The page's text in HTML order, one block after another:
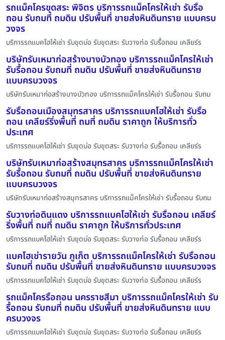
รถแม็คโครขุดสระ พิจิตร บริการรถแม็คโครให้เช่า รับรื้อ
ถอน รับถมที่ ถมดิน ปรับพื้นที่ ขายส่งหินดินทราย แบบครบ
วงจร
บริการรถแบคโฮให้เช่า รับขุดบ่อ รับขุดสระ รับวางท่อ รับรื้อถอน เคลียร์ร
บริษัทรับเหมาก่อสร้างบางบัวทอง บริการรถแม็คโครให้เช่า
รับรื้อถอน รับถมที่ ถมดิน ปรับพื้นที่ ขายส่งหินดินทราย
แบบครบวงจร
บริษัทรับเหมาก่อสร้างบางบัวทอง บริการรถแม็คโครให้เช่า รับรื้อถอน รับถม
รับรื้อถอนเมืองสมุทรสาคร บริการรถแบคโฮให้เช่า รับรื้อ
ถอน เคลียร์ริ่งพื้นที่ ถมที่ ถมดิน ราคาถูก ให้บริการทั่ว
ประเทศ
บริการรถแบคโฮให้เช่า รับขุดบ่อ รับขุดสระ รับวางท่อ รับรื้อถอน เคลียร์ร
บริษัทรับเหมาก่อสร้างสมุทรสาคร บริการรถแม็คโครให้เช่า
รับรื้อถอน รับถมที่ ถมดิน ปรับพื้นที่ ขายส่งหินดินทราย
แบบครบวงจร
บริษัทรับเหมาก่อสร้างสมุทรสาคร บริการรถแม็คโครให้เช่า รับรื้อถอน รับถม
รับวางท่อดินแดง บริการรถแบคโฮให้เช่า รับรื้อถอน เคลียร์
ริ่งพื้นที่ ถมที่ ถมดิน ราคาถูก ให้บริการทั่วประเทศ
บริการรถแบคโฮให้เช่า รับขุดบ่อ รับขุดสระ รับวางท่อ รับรื้อถอน เคลียร์ร
แบคโฮเช่ารายวัน ภูเก็ต บริการรถแม็คโครให้เช่า รับรื้อถอน
รับถมที่ ถมดิน ปรับพื้นที่ ขายส่งหินดินทราย แบบครบวงจร
บริการรถแบคโฮให้เช่า รับขุดบ่อ รับขุดสระ รับวางท่อ รับรื้อถอน เคลียร์ร
รถแม็คโครรื้อถอน นครราชสีมา บริการรถแม็คโครให้เช่า รับ
รื้อถอน รับถมที่ ถมดิน ปรับพื้นที่ ขายส่งหินดินทราย แบบ
ครบวงจร
บริการรถแบคโฮให้เช่า รับขุดบ่อ รับขุดสระ รับวางท่อ รับรื้อถอน เคลียร์ร